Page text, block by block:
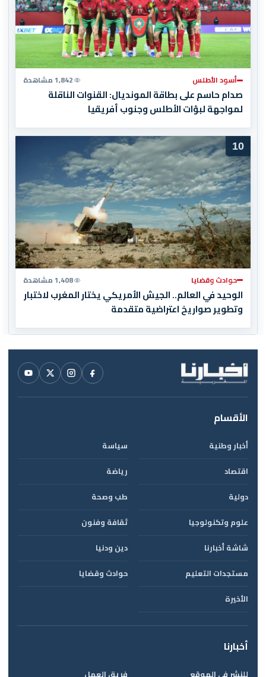
أسود الأطلس 1,842 مشاهدة
صدام حاسم على بطاقة المونديال: القنوات الناقلة
لمواجهة لبؤات الأطلس وجنوب أفريقيا
10
حوادث وقضايا 1,408 مشاهدة
الوحيد في العالم.. الجيش الأمريكي يختار المغرب لاختبار
وتطوير صواريخ اعتراضية متقدمة
الأقسام
أخبار وطنية
سياسة
اقتصاد
رياضة
دولية
طب وصحة
علوم وتكنولوجيا
ثقافة وفنون
شاشة أخبارنا
دين ودنيا
مستجدات التعليم
حوادث وقضايا
الأخيرة
أخبارنا